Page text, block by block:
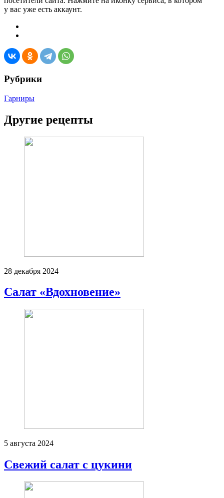
у вас уже есть аккаунт.
Рубрики
Гарниры
Другие рецепты
28 декабря 2024
Салат «Вдохновение»
5 августа 2024
Свежий салат с цукини